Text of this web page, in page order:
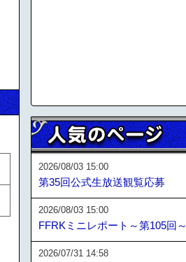
2026/08/03 15:00
第35回公式生放送観覧応募
2026/08/03 15:00
FFRKミニレポート～第105回～
2026/07/31 14:58